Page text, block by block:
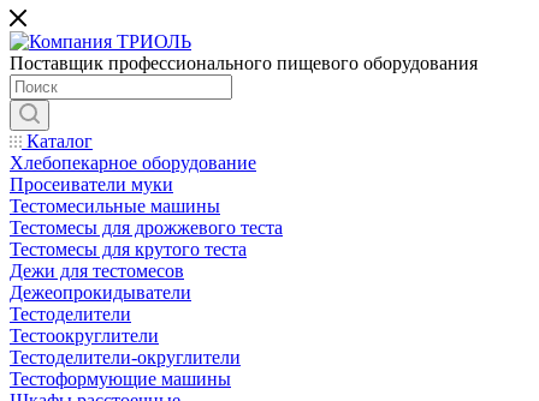
Поставщик профессионального пищевого оборудования
Каталог
Хлебопекарное оборудование
Просеиватели муки
Тестомесильные машины
Тестомесы для дрожжевого теста
Тестомесы для крутого теста
Дежи для тестомесов
Дежеопрокидыватели
Тестоделители
Тестоокруглители
Тестоделители-округлители
Тестоформующие машины